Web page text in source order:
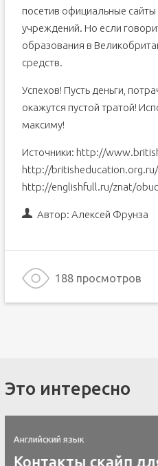
посетив официальные
учреждений. Но если
образования в
средств.
Успехов! Пусть деньги,
окажутся пустой тратой!
максиму!
Источники: http://
http://britisheducation.org.ru/
http://englishfull.ru/znat/
Автор: Алексей Фрунза
188 просмотров
Это интересно
Английский язык
Контакты скайп